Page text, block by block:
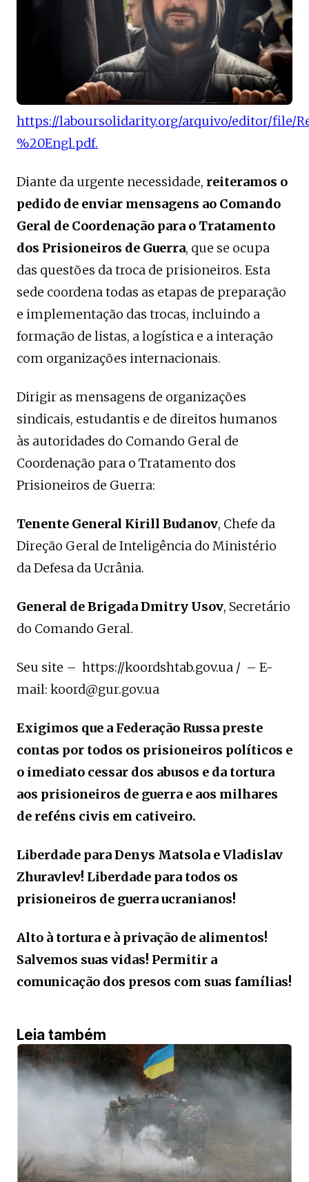
https://laboursolidarity.org/arquivo/editor/file/
%20Engl.pdf.
Diante da urgente necessidade, reiteramos o
pedido de enviar mensagens ao Comando
Geral de Coordenação para o Tratamento
dos Prisioneiros de Guerra, que se ocupa
das questões da troca de prisioneiros. Esta
sede coordena todas as etapas de preparação
e implementação das trocas, incluindo a
formação de listas, a logística e a interação
com organizações internacionais.
Dirigir as mensagens de organizações
sindicais, estudantis e de direitos humanos
às autoridades do Comando Geral de
Coordenação para o Tratamento dos
Prisioneiros de Guerra:
Tenente General Kirill Budanov, Chefe da
Direção Geral de Inteligência do Ministério
da Defesa da Ucrânia.
General de Brigada Dmitry Usov, Secretário
do Comando Geral.
Seu site – https://koordshtab.gov.ua / – E-
mail: koord@gur.gov.ua
Exigimos que a Federação Russa preste
contas por todos os prisioneiros políticos e
o imediato cessar dos abusos e da tortura
aos prisioneiros de guerra e aos milhares
de reféns civis em cativeiro.
Liberdade para Denys Matsola e Vladislav
Zhuravlev! Liberdade para todos os
prisioneiros de guerra ucranianos!
Alto à tortura e à privação de alimentos!
Salvemos suas vidas! Permitir a
comunicação dos presos com suas famílias!
Leia também